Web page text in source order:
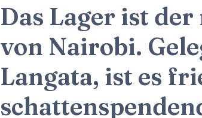
Das Lager ist der
von Nairobi.
Langata, ist es